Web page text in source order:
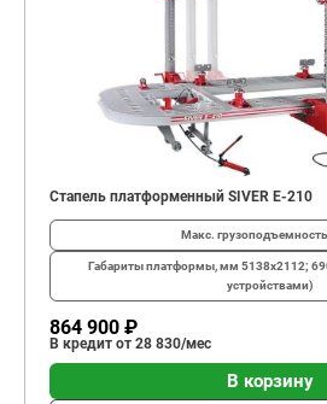
Стапель платформенный SIVER E-210
Макс. грузоподъемность
Габариты платформы, мм 5138х2112;
устройствами)
864 900 ₽
В кредит от 28 830/мес
В корзину